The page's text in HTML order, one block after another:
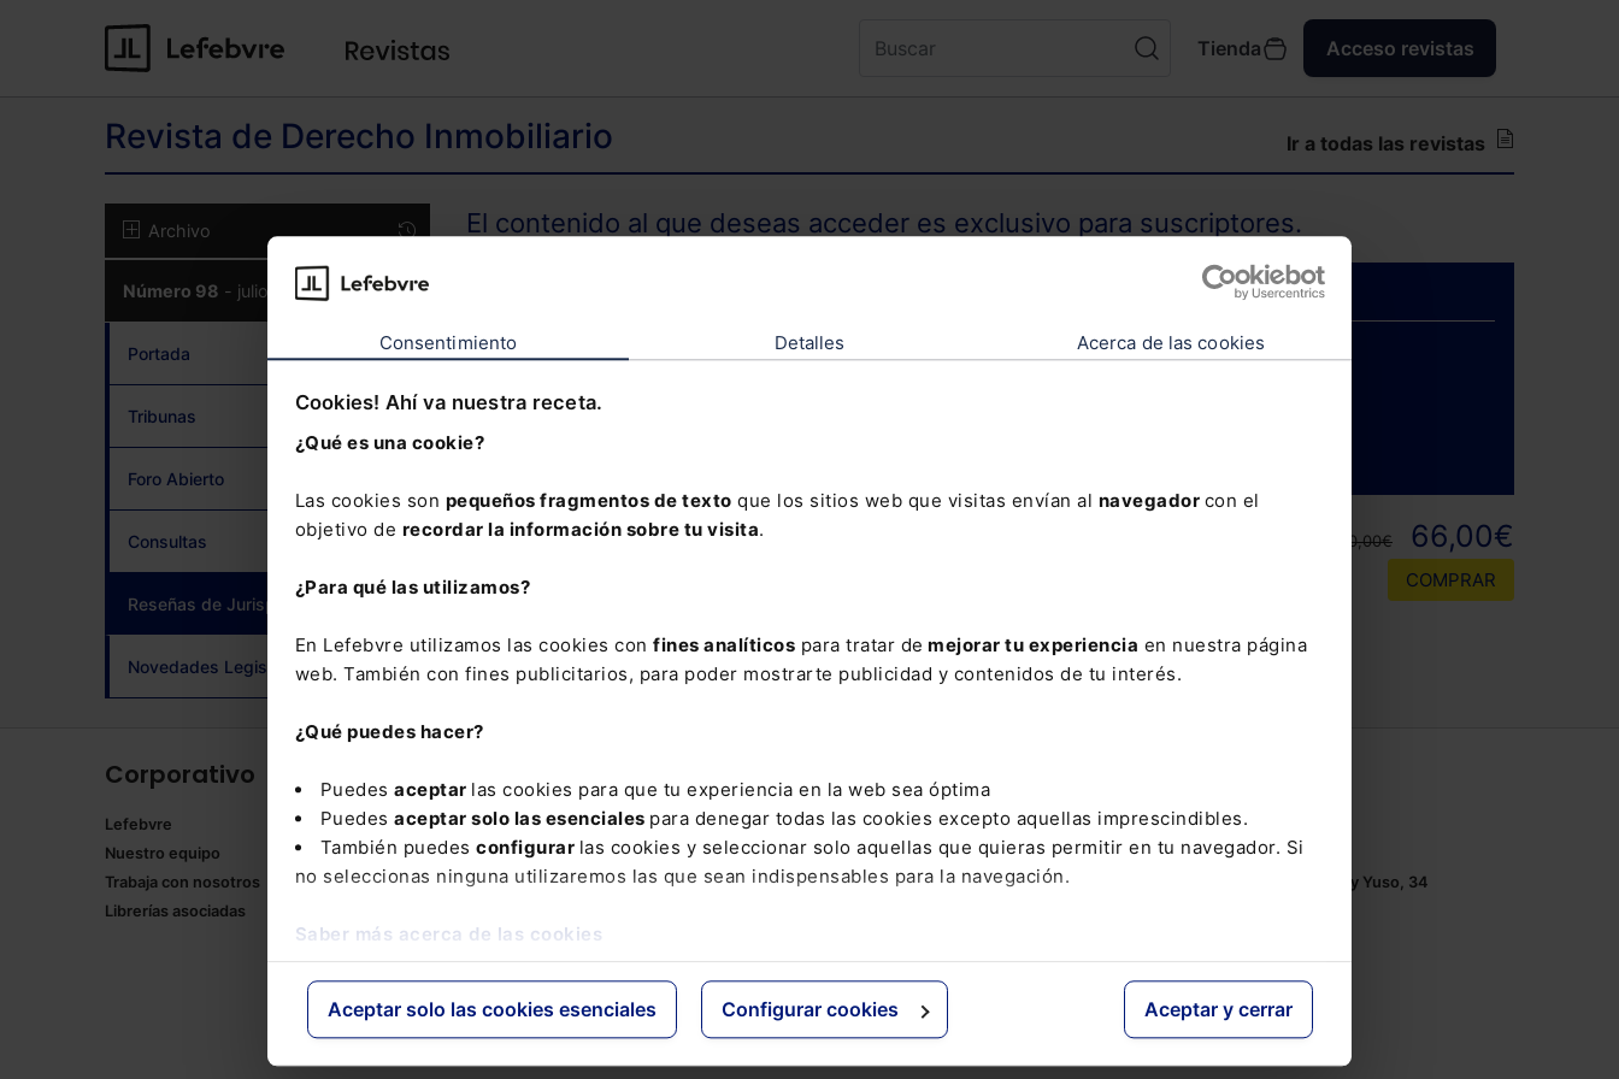
Consentimiento Detalles Acerca de las cookies
Cookies! Ahí va nuestra receta.
¿Qué es una cookie?
Las cookies son pequeños fragmentos de texto que los sitios web que visitas envían al navegador con el
objetivo de recordar la información sobre tu visita.
¿Para qué las utilizamos?
En Lefebvre utilizamos las cookies con fines analíticos para tratar de mejorar tu experiencia en nuestra página
web. También con fines publicitarios, para poder mostrarte publicidad y contenidos de tu interés.
¿Qué puedes hacer?
Puedes aceptar las cookies para que tu experiencia en la web sea óptima
Puedes aceptar solo las esenciales para denegar todas las cookies excepto aquellas imprescindibles.
También puedes configurar las cookies y seleccionar solo aquellas que quieras permitir en tu navegador. Si
no seleccionas ninguna utilizaremos las que sean indispensables para la navegación.
Saber más acerca de las cookies
Aceptar solo las cookies esenciales Configurar cookies Aceptar y cerrar
Tienda Acceso revistas
Revista de Derecho Inmobiliario Ir a todas las revistas
Archivo
Número 98 - julio 2021
Portada
Tribunas
Foro Abierto
Consultas
Reseñas de Jurisprudencia (current)
Novedades Legislativas
El contenido al que deseas acceder es exclusivo para suscriptores.
Si todavía no te has suscrito, no pierdas está oportunidad y
adquiere tu acceso con un
110,00€ 66,00€
COMPRAR
Corporativo
Lefebvre
Nuestro equipo
Trabaja con nosotros
Librerías asociadas
Productos
Mementos
Formularios Jurídicos
Manuales de Derecho
Mementos Expertos
Códigos Comentados
Grupo Lefebvre
ELS
El Derecho
Espacio Asesoría
Tel.: 91 210 80 00
Mándanos unemail
Monasterios de Suso y Yuso, 34